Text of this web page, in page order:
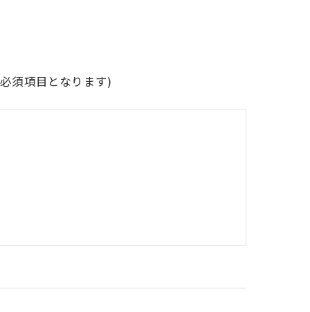
須項目となります)